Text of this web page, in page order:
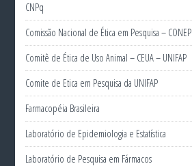
CNPq
Comissão Nacional de Ética em Pesquisa – CONEP
Comitê de Ética de Uso Animal – CEUA – UNIFAP
Comite de Etica em Pesquisa da UNIFAP
Farmacopéia Brasileira
Laboratório de Epidemiologia e Estatística
Laboratório de Pesquisa em Fármacos